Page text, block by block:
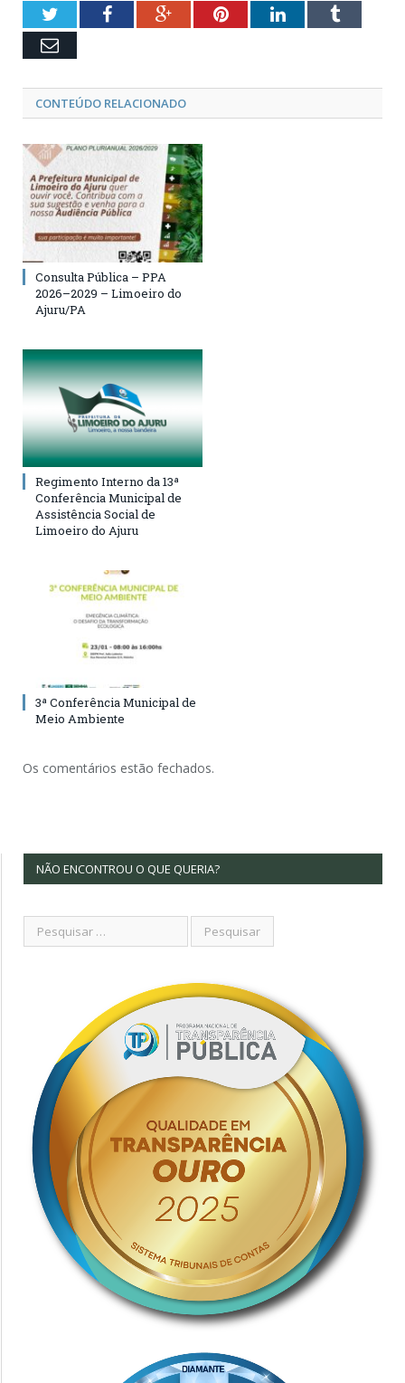
TwitterFacebookGoogle+PinterestLinkedInTumblr
Email
CONTEÚDO RELACIONADO
Consulta Pública – PPA
2026–2029 – Limoeiro do
Ajuru/PA
Regimento Interno da 13ª
Conferência Municipal de
Assistência Social de
Limoeiro do Ajuru
3ª Conferência Municipal de
Meio Ambiente
Os comentários estão fechados.
NÃO ENCONTROU O QUE QUERIA?